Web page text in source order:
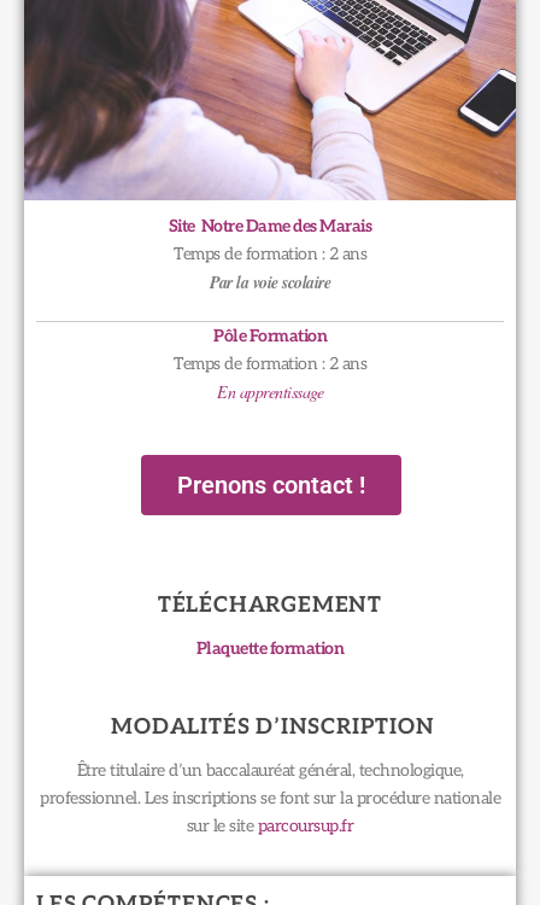
Site Notre Dame des Marais
Temps de formation : 2 ans
Par la voie scolaire
Pôle Formation
Temps de formation : 2 ans
En apprentissage
Prenons contact !
TÉLÉCHARGEMENT
Plaquette formation
MODALITÉS D’INSCRIPTION
Être titulaire d’un baccalauréat général, technologique,
professionnel. Les inscriptions se font sur la procédure nationale
sur le siteparcoursup.fr